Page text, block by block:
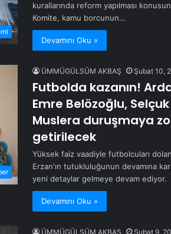
kurallarında reform yapılması
Komite, kamu borcunun…
Devamını Oku »
ÜMMÜGÜLSÜM AKBAŞ Şubat 10,
Futbolda kazanın!
Emre Belözoğlu,
Muslera duruşmaya
getirilecek
Yüksek faiz vaadiyle futbolcuları
Erzan'ın tutukluluğunun devamına
yeni detaylar gelmeye devam ediyor.
Devamını Oku »
ÜMMÜGÜLSÜM AKBAŞ Şubat 9,